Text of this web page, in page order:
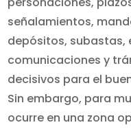
señalamientos,
depósitos, subastas,
comunicaciones y
decisivos para el
Sin embargo, para
ocurre en una zona